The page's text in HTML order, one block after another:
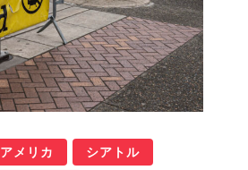
アメリカ シアトル